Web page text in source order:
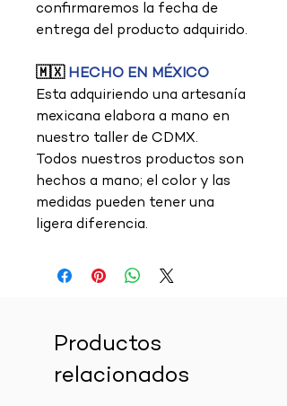
confirmaremos la fecha de
entrega del producto adquirido.
🇲🇽 HECHO EN MÉXICO
Esta adquiriendo una artesanía
mexicana elabora a mano en
nuestro taller de CDMX.
Todos nuestros productos son
hechos a mano; el color y las
medidas pueden tener una
ligera diferencia.
Productos
relacionados